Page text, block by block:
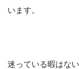
います。
迷っている暇はな